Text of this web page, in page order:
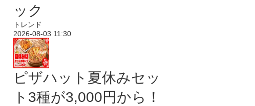
ック
トレンド
2026-08-03 11:30
ピザハット夏休みセッ
ト3種が3,000円から！